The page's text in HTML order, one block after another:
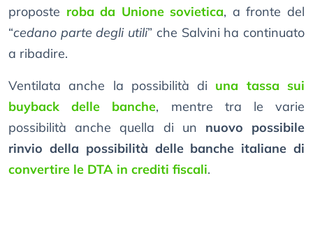
proposte roba da Unione sovietica, a fronte del
“cedano parte degli utili” che Salvini ha continuato
a ribadire.
Ventilata anche la possibilità di una tassa sui
buyback delle banche, mentre tra le varie
possibilità anche quella di un nuovo possibile
rinvio della possibilità delle banche italiane di
convertire le DTA in crediti fiscali.